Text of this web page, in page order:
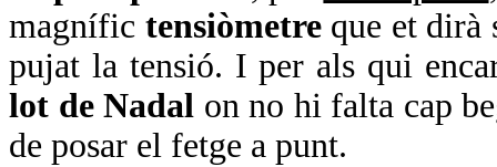
magnífic tensiòmetreque et dirà
pujat la tensió. I per als qui
lot de Nadal on no hi falta cap
de posar el fetge a punt.